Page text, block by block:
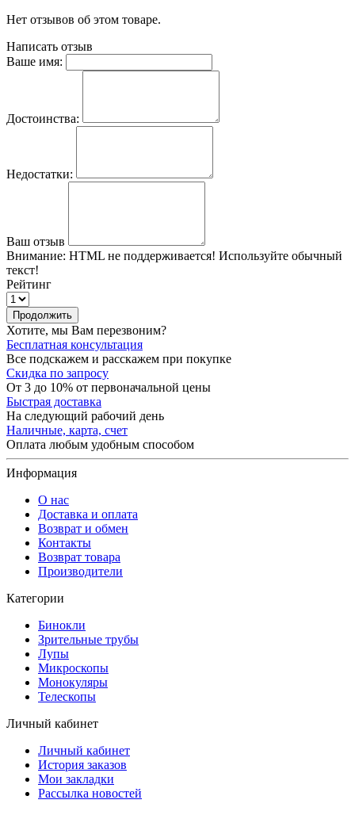
Нет отзывов об этом товаре.
Написать отзыв
Ваше имя:
Достоинства:
Недостатки:
Ваш отзыв
Внимание: HTML не поддерживается! Используйте обычный
текст!
Рейтинг
Продолжить
Хотите, мы Вам перезвоним?
Бесплатная консультация
Все подскажем и расскажем при покупке
Скидка по запросу
От 3 до 10% от первоначальной цены
Быстрая доставка
На следующий рабочий день
Наличные, карта, счет
Оплата любым удобным способом
Информация
О нас
Доставка и оплата
Возврат и обмен
Контакты
Возврат товара
Производители
Категории
Бинокли
Зрительные трубы
Лупы
Микроскопы
Монокуляры
Телескопы
Личный кабинет
Личный кабинет
История заказов
Мои закладки
Рассылка новостей